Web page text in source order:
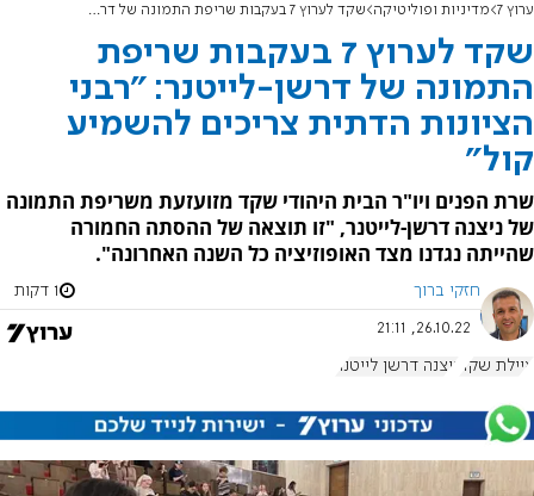
ערוץ 7 מדיניות ופוליטיקה שקד לערוץ 7 בעקבות שריפת התמונה של דרשן-לייטנר: "רבני הציונות הדתית צריכים להשמיע קול"
שקד לערוץ 7 בעקבות שריפת
התמונה של דרשן-לייטנר: "רבני
הציונות הדתית צריכים להשמיע
קול"
שרת הפנים ויו"ר הבית היהודי שקד מזועזעת משריפת התמונה
של ניצנה דרשן-לייטנר, "זו תוצאה של ההסתה החמורה
שהייתה נגדנו מצד האופוזיציה כל השנה האחרונה".
חזקי ברוך 1 דקות
26.10.22, 21:11
איילת שקד ניצנה דרשן לייטנר